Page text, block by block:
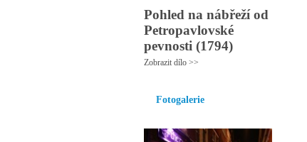
Pohled na nábřeží od
Petropavlovské
pevnosti (1794)
Zobrazit dílo >>
Fotogalerie